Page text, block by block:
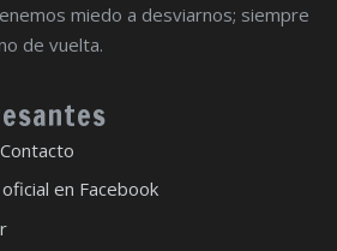
miedo a desviarnos; siempre
de vuelta.
en Facebook